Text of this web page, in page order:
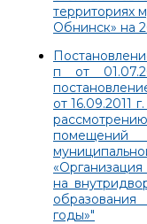
территориях
Обнинск» на
п от
от 16.09.2011
на
годы»"